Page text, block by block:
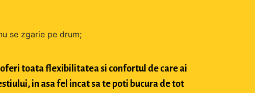
se zgarie pe drum;
toata flexibilitatea si confortul de care ai
in asa fel incat sa te poti bucura de tot